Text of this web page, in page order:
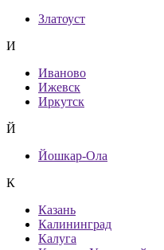
Златоуст
И
Иваново
Ижевск
Иркутск
Й
Йошкар-Ола
К
Казань
Калининград
Калуга